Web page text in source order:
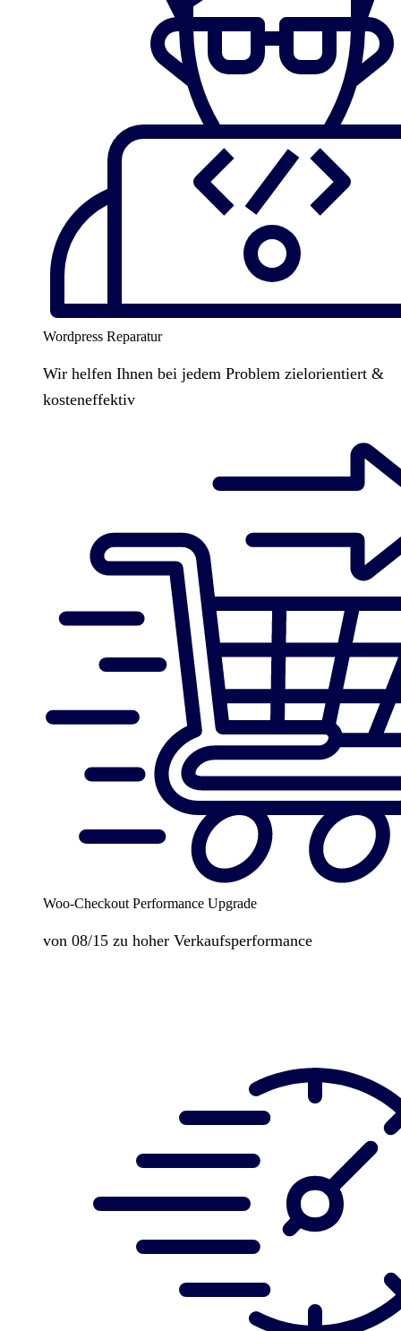
Wordpress Reparatur
Wir helfen Ihnen bei jedem Problem zielorientiert &
kosteneffektiv
Woo-Checkout Performance Upgrade
von 08/15 zu hoher Verkaufsperformance